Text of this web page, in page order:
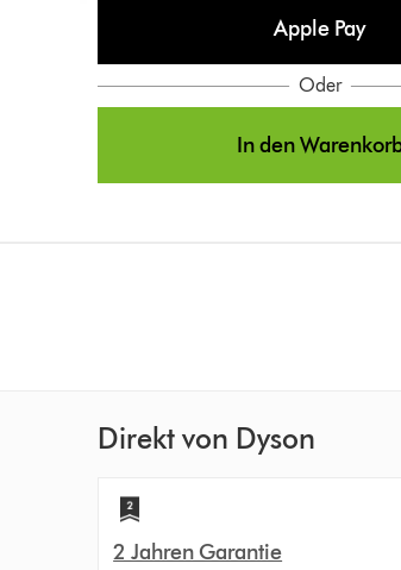
Apple Pay
Oder
In den
Direkt von Dyson
2 Jahren Garantie